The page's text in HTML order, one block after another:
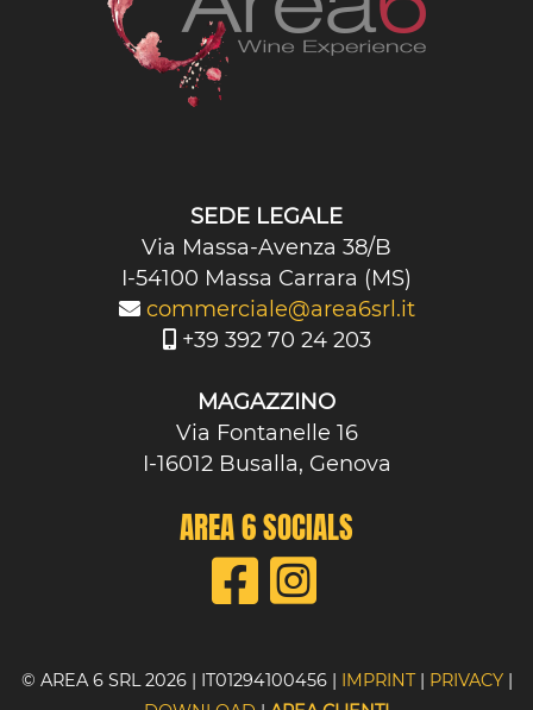
SEDE LEGALE
Via Massa-Avenza 38/B
I-54100 Massa Carrara (MS)
commerciale@area6srl.it
+39 392 70 24 203
MAGAZZINO
Via Fontanelle 16
I-16012 Busalla, Genova
AREA 6 SOCIALS
© AREA 6 SRL 2026 | IT01294100456 | IMPRINT| PRIVACY|